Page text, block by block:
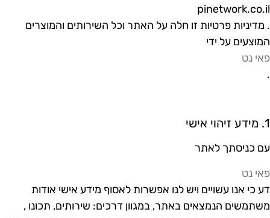
פרטיות זו חלה על האתר וכל השירותים והמוצרים
על ידי
נט
אישי
כניסתך לאתר
נט
כי אנו עשויים ויש לנו אפשרות לאסוף מידע אישי אודות
הנמצאים באתר, במגוון דרכים: שירותים, תכונו ,